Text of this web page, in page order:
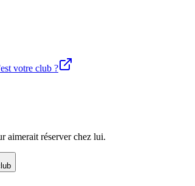
votre club ?
aimerait réserver chez lui.